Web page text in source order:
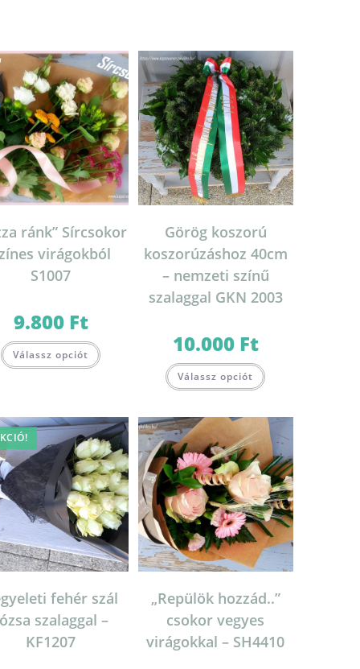
ránk” Sírcsokor
virágokból
S1007
9.800 Ft
Válassz opciót
Görög koszorú
koszorúzáshoz 40cm
– nemzeti színű
szalaggal GKN 2003
10.000 Ft
Válassz opciót
fehér szál
szalaggal –
KF1207
„Repülök hozzád..”
csokor vegyes
virágokkal – SH4410